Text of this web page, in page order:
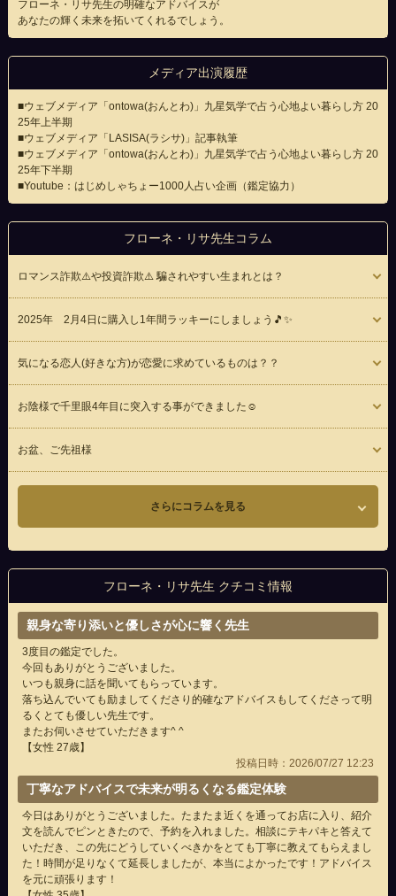
フローネ・リサ先生の明確なアドバイスが
あなたの輝く未来を拓いてくれるでしょう。
メディア出演履歴
■ウェブメディア「ontowa(おんとわ)」九星気学で占う心地よい暮らし方 20
25年上半期
■ウェブメディア「LASISA(ラシサ)」記事執筆
■ウェブメディア「ontowa(おんとわ)」九星気学で占う心地よい暮らし方 20
25年下半期
■Youtube：はじめしゃちょー1000人占い企画（鑑定協力）
フローネ・リサ先生コラム
ロマンス詐欺⚠️や投資詐欺⚠️ 騙されやすい生まれとは？
2025年 2月4日に購入し1年間ラッキーにしましょう🎵✨
気になる恋人(好きな方)が恋愛に求めているものは？？
お陰様で千里眼4年目に突入する事ができました☺️
お盆、ご先祖様
さらにコラムを見る
フローネ・リサ先生 クチコミ情報
親身な寄り添いと優しさが心に響く先生
3度目の鑑定でした。
今回もありがとうございました。
いつも親身に話を聞いてもらっています。
落ち込んでいても励ましてくださり的確なアドバイスもしてくださって明
るくとても優しい先生です。
またお伺いさせていただきます^ ^
【女性 27歳】
投稿日時：2026/07/27 12:23
丁寧なアドバイスで未来が明るくなる鑑定体験
今日はありがとうございました。たまたま近くを通ってお店に入り、紹介
文を読んでピンときたので、予約を入れました。相談にテキパキと答えて
いただき、この先にどうしていくべきかをとても丁寧に教えてもらえまし
た！時間が足りなくて延長しましたが、本当によかったです！アドバイス
を元に頑張ります！